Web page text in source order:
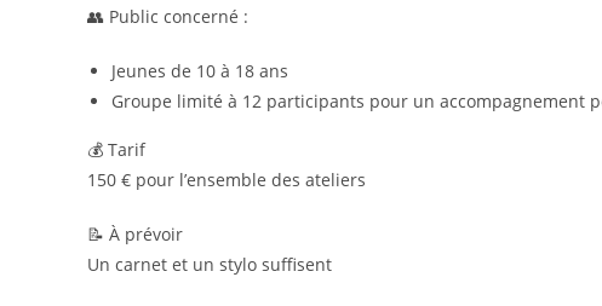
👥 Public concerné :
Jeunes de 10 à 18 ans
Groupe limité à 12 participants pour un accompagnement
💰 Tarif
150 € pour l’ensemble des ateliers
📝 À prévoir
Un carnet et un stylo suffisent